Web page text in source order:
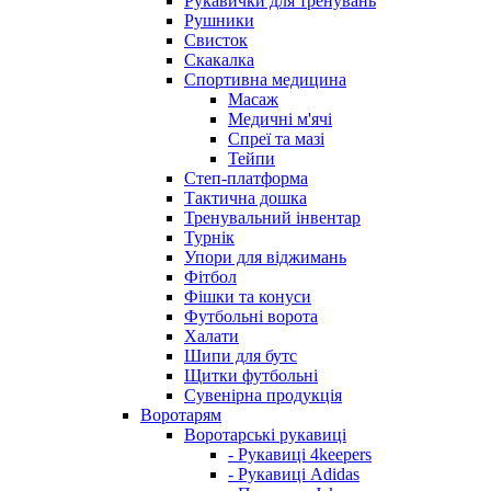
Рушники
Свисток
Скакалка
Спортивна медицина
Масаж
Медичні м'ячі
Спреї та мазі
Тейпи
Степ-платформа
Тактична дошка
Тренувальний інвентар
Турнік
Упори для віджимань
Фітбол
Фішки та конуси
Футбольні ворота
Халати
Шипи для бутс
Щитки футбольні
Сувенірна продукція
Воротарям
Воротарські рукавиці
- Рукавиці 4keepers
- Рукавиці Adidas